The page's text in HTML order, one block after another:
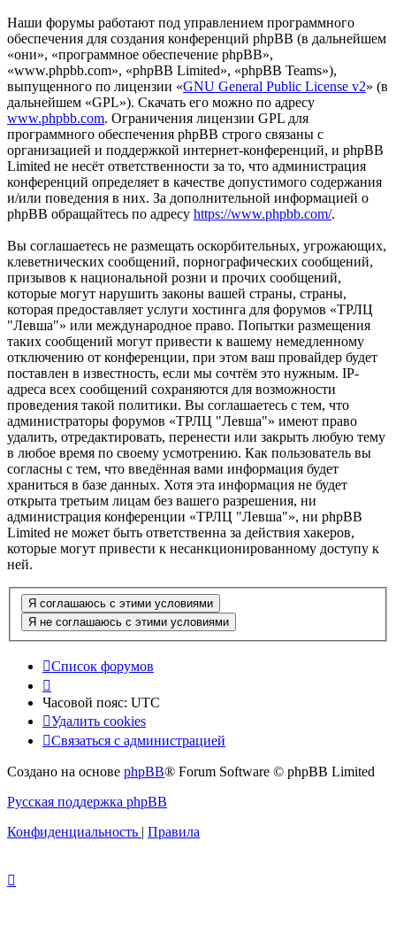
Наши форумы работают под управлением программного
обеспечения для создания конференций phpBB (в дальнейшем
«они», «программное обеспечение phpBB»,
«www.phpbb.com», «phpBB Limited», «phpBB Teams»),
выпущенного по лицензии «GNU General Public License v2» (в
дальнейшем «GPL»). Скачать его можно по адресу
www.phpbb.com. Ограничения лицензии GPL для
программного обеспечения phpBB строго связаны с
организацией и поддержкой интернет-конференций, и phpBB
Limited не несёт ответственности за то, что администрация
конференций определяет в качестве допустимого содержания
и/или поведения в них. За дополнительной информацией о
phpBB обращайтесь по адресу https://www.phpbb.com/.
Вы соглашаетесь не размещать оскорбительных, угрожающих,
клеветнических сообщений, порнографических сообщений,
призывов к национальной розни и прочих сообщений,
которые могут нарушить законы вашей страны, страны,
которая предоставляет услуги хостинга для форумов «ТРЛЦ
"Левша"» или международное право. Попытки размещения
таких сообщений могут привести к вашему немедленному
отключению от конференции, при этом ваш провайдер будет
поставлен в известность, если мы сочтём это нужным. IP-
адреса всех сообщений сохраняются для возможности
проведения такой политики. Вы соглашаетесь с тем, что
администраторы форумов «ТРЛЦ "Левша"» имеют право
удалить, отредактировать, перенести или закрыть любую тему
в любое время по своему усмотрению. Как пользователь вы
согласны с тем, что введённая вами информация будет
храниться в базе данных. Хотя эта информация не будет
открыта третьим лицам без вашего разрешения, ни
администрация конференции «ТРЛЦ "Левша"», ни phpBB
Limited не может быть ответственна за действия хакеров,
которые могут привести к несанкционированному доступу к
ней.
Список форумов
Часовой пояс: UTC
Удалить cookies
Связаться с администрацией
Создано на основе phpBB® Forum Software © phpBB Limited
Русская поддержка phpBB
Конфиденциальность | Правила